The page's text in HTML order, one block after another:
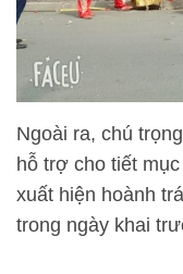
Ngoài ra, chú
hỗ trợ cho tiết
xuất hiện hoành
trong ngày khai